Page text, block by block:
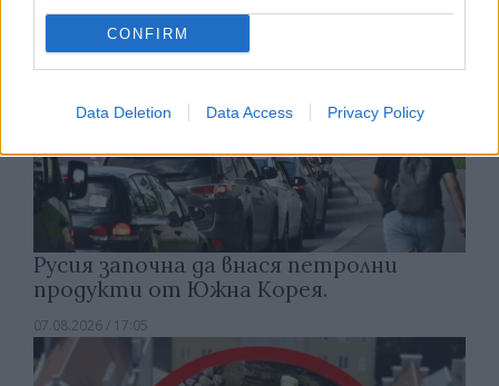
CONFIRM
Data Deletion Data Access Privacy Policy
Русия започна да внася петролни
продукти от Южна Корея.
07.08.2026 / 17:05